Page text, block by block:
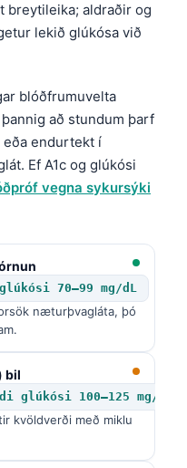
breytileika; aldraðir og
lekið glúkósa við
blóðfrumuvelta
að stundum þarf
eða endurtekt í
Ef A1c og glúkósi
vegna sykursýki
70–99 mg/dL
næturþvagláta, þó
bil
glúkósi 100–125 mg/dL
kvöldverði með miklu